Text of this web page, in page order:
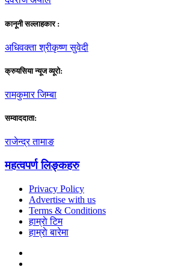
कानूनी सल्लाहकार :
अधिवक्ता श्रीकृष्ण सुवेदी
क्रुयसिया न्यूज व्यूराे:
रामकुमार जिम्बा
सम्वाददाता:
राजेन्द्र तामाङ
महत्वपर्ण लिङ्कहरु
Privacy Policy
Advertise with us
Terms & Conditions
हाम्राे टिम
हाम्राे बारेमा